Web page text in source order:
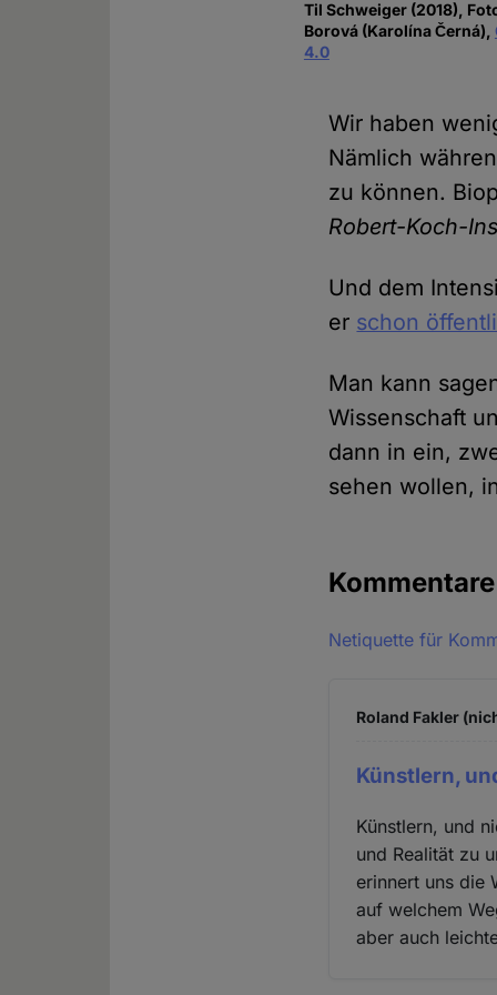
Til Schweiger (2018),
Borová (Karolína Černá),
4.0
Wir haben
Nämlich
zu können.
Robert-Koch-
Und dem
er schon
Man kann
Wissenschaft
dann in ein,
sehen wollen,
Kommentare
Netiquette für
Roland Fakler
Künstlern,
Künstlern, und
und Realität zu
erinnert uns die
auf welchem
aber auch